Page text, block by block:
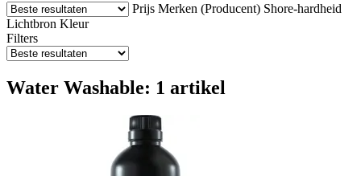
Prijs Merken (Producent) Shore-hardheid
Lichtbron Kleur
Filters
Water Washable: 1 artikel